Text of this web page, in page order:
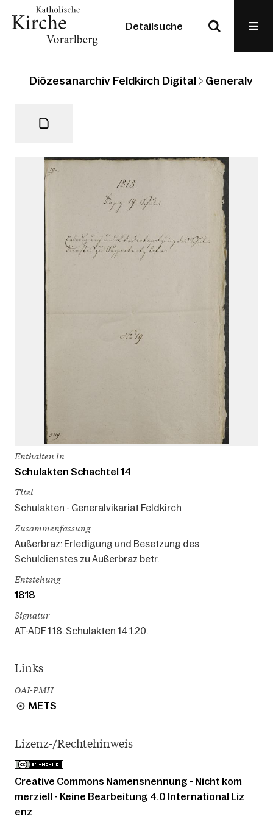
Detailsuche
Diözesanarchiv Feldkirch Digital
Enthalten in
Schulakten Schachtel 14
Titel
Schulakten - Generalvikariat Feldkirch
Zusammenfassung
Außerbraz: Erledigung und Besetzung des
Schuldienstes zu Außerbraz betr.
Entstehung
1818
Signatur
AT-ADF 1.18. Schulakten 14.1.20.
Links
OAI-PMH
METS
Lizenz-/Rechtehinweis
Creative Commons Namensnennung - Nicht kom
merziell - Keine Bearbeitung 4.0 International Liz
enz